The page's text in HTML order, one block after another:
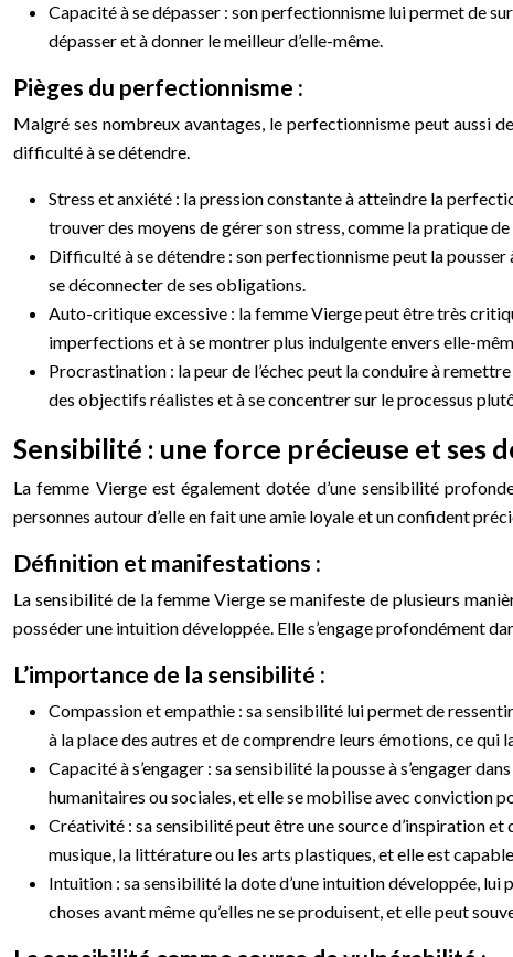
Capacité à se dépasser : son perfectionnisme lui permet de
dépasser et à donner le meilleur d’elle-même.
Pièges du perfectionnisme :
Malgré ses nombreux avantages, le perfectionnisme peut aussi
difficulté à se détendre.
Stress et anxiété : la pression constante à atteindre la
trouver des moyens de gérer son stress, comme la pratique
Difficulté à se détendre : son perfectionnisme peut la
se déconnecter de ses obligations.
Auto-critique excessive : la femme Vierge peut être très
imperfections et à se montrer plus indulgente envers elle-
Procrastination : la peur de l’échec peut la conduire à
des objectifs réalistes et à se concentrer sur le processus
Sensibilité : une force précieuse et ses
La femme Vierge est également dotée d’une sensibilité
personnes autour d’elle en fait une amie loyale et un confident
Définition et manifestations :
La sensibilité de la femme Vierge se manifeste de plusieurs
posséder une intuition développée. Elle s’engage profondément
L’importance de la sensibilité :
Compassion et empathie : sa sensibilité lui permet de
à la place des autres et de comprendre leurs émotions, ce
Capacité à s’engager : sa sensibilité la pousse à s’engager
humanitaires ou sociales, et elle se mobilise avec conviction
Créativité : sa sensibilité peut être une source d’inspiration
musique, la littérature ou les arts plastiques, et elle est
Intuition : sa sensibilité la dote d’une intuition développée,
choses avant même qu’elles ne se produisent, et elle peut